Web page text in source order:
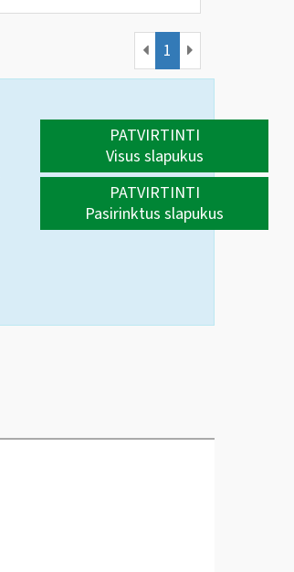
1
PATVIRTINTI
Visus slapukus
PATVIRTINTI
Pasirinktus slapukus